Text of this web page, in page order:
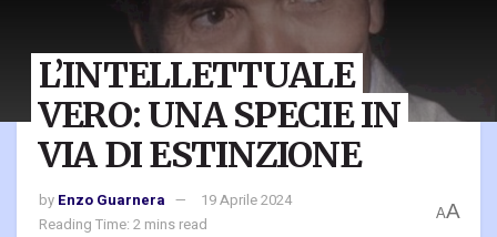
L’INTELLETTUALE
VERO: UNA SPECIE IN
VIA DI ESTINZIONE
by Enzo Guarnera
19 Aprile 2024
Reading Time: 2 mins read
AA